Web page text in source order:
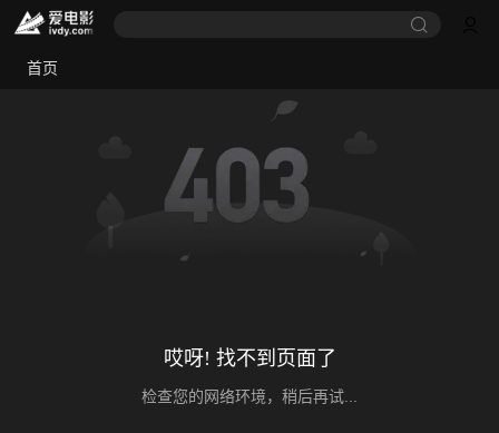
首页
哎呀! 找不到页面了
检查您的网络环境，稍后再试...